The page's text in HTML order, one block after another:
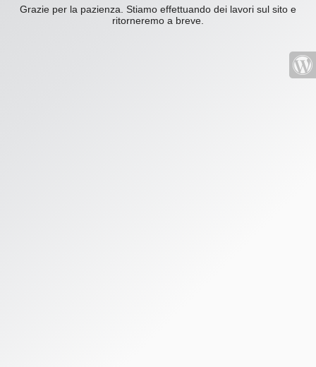
Grazie per la pazienza. Stiamo effettuando dei lavori sul sito e
ritorneremo a breve.